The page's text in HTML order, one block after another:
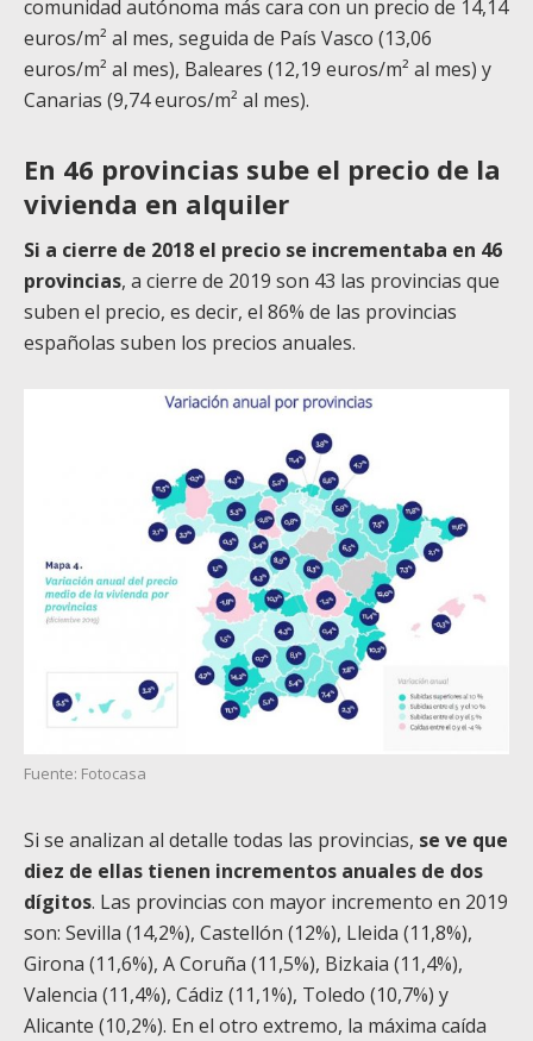
comunidad autónoma más cara con un precio de 14,14
euros/m² al mes, seguida de País Vasco (13,06
euros/m² al mes), Baleares (12,19 euros/m² al mes) y
Canarias (9,74 euros/m² al mes).
En 46 provincias sube el precio de la
vivienda en alquiler
Si a cierre de 2018 el precio se incrementaba en 46
provincias, a cierre de 2019 son 43 las provincias que
suben el precio, es decir, el 86% de las provincias
españolas suben los precios anuales.
Fuente: Fotocasa
Si se analizan al detalle todas las provincias, se ve que
diez de ellas tienen incrementos anuales de dos
dígitos. Las provincias con mayor incremento en 2019
son: Sevilla (14,2%), Castellón (12%), Lleida (11,8%),
Girona (11,6%), A Coruña (11,5%), Bizkaia (11,4%),
Valencia (11,4%), Cádiz (11,1%), Toledo (10,7%) y
Alicante (10,2%). En el otro extremo, la máxima caída